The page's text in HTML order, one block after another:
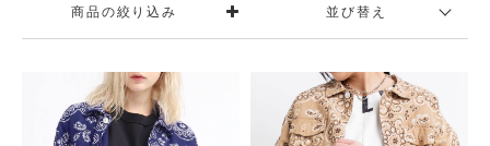
商品の絞り込み 並び替え